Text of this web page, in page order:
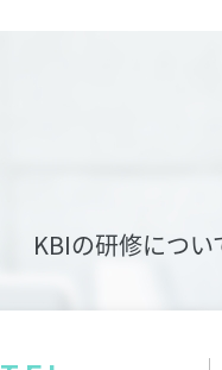
KBIの研修につい